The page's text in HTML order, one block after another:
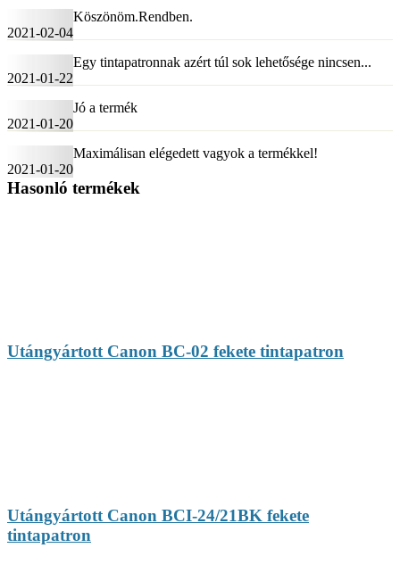
2021-02-04
Köszönöm.Rendben.
2021-01-22
Egy tintapatronnak azért túl sok lehetősége nincsen...
2021-01-20
Jó a termék
2021-01-20
Maximálisan elégedett vagyok a termékkel!
Hasonló termékek
Utángyártott Canon BC-02 fekete tintapatron
Utángyártott Canon BCI-24/21BK fekete
tintapatron